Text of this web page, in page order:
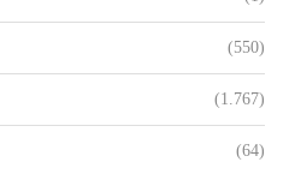
(550)
(1.767)
(64)